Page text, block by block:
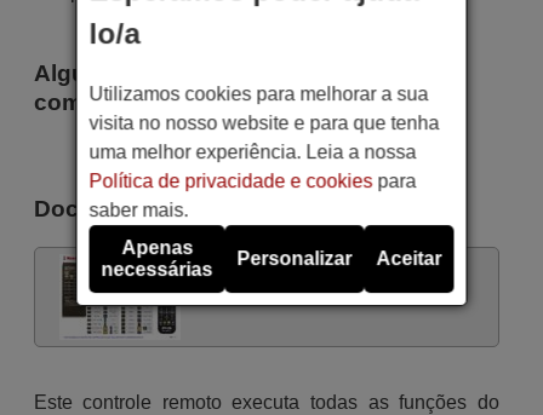
Alguns dos modelos que utilizam este
comando são
Pioneer AX550
Documentos
Comandos de controle remoto
Este controle remoto executa todas as funções do
lo/a
Utilizamos cookies para melhorar a sua
visita no nosso website e para que tenha
uma melhor experiência. Leia a nossa
Política de privacidade e cookiespara
saber mais.
Apenas
necessárias
Personalizar Aceitar